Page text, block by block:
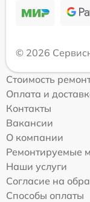
© 2026
Стоимость
Оплата и
Контакты
Вакансии
О компании
Ремонтируемые
Наши услуги
Согласие на
Способы оплаты